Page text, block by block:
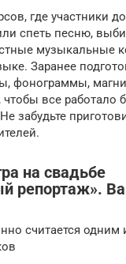
где участники
спеть песню,
музыкальные
Заранее
фонограммы,
чтобы все работало
забудьте
на свадьбе
репортаж».
считается одним